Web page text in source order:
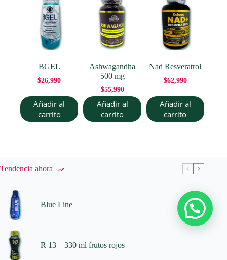
BGEL
$26,990
Añadir al
carrito
Ashwagandha
500 mg
$55,990
Añadir al
carrito
Nad Resveratrol
$62,990
Añadir al
carrito
Tendencia ahora
Blue Line
R 13 – 330 ml frutos rojos